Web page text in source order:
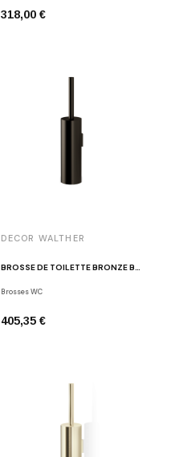
318,00 €
DECOR WALTHER
BROSSE DE TOILETTE BRONZE BAR WBG
Brosses WC
405,35 €